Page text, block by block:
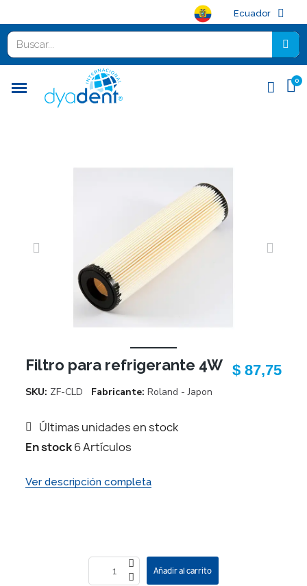
Ecuador
Filtro para refrigerante 4W
SKU ZF-CLD Fabricante Roland - Japon
$ 87,75
Últimas unidades en stock
En stock6 Artículos
Ver descripción completa
Añadir al carrito